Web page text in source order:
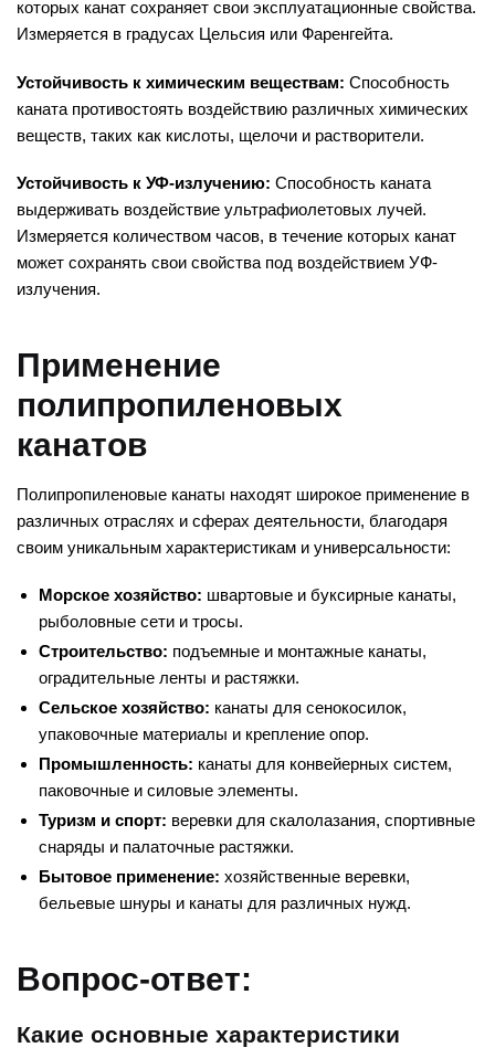
которых канат сохраняет свои эксплуатационные свойства.
Измеряется в градусах Цельсия или Фаренгейта.
Устойчивость к химическим веществам: Способность
каната противостоять воздействию различных химических
веществ, таких как кислоты, щелочи и растворители.
Устойчивость к УФ-излучению: Способность каната
выдерживать воздействие ультрафиолетовых лучей.
Измеряется количеством часов, в течение которых канат
может сохранять свои свойства под воздействием УФ-
излучения.
Применение
полипропиленовых
канатов
Полипропиленовые канаты находят широкое применение в
различных отраслях и сферах деятельности, благодаря
своим уникальным характеристикам и универсальности:
Морское хозяйство: швартовые и буксирные канаты,
рыболовные сети и тросы.
Строительство: подъемные и монтажные канаты,
оградительные ленты и растяжки.
Сельское хозяйство: канаты для сенокосилок,
упаковочные материалы и крепление опор.
Промышленность: канаты для конвейерных систем,
паковочные и силовые элементы.
Туризм и спорт: веревки для скалолазания, спортивные
снаряды и палаточные растяжки.
Бытовое применение: хозяйственные веревки,
бельевые шнуры и канаты для различных нужд.
Вопрос-ответ:
Какие основные характеристики